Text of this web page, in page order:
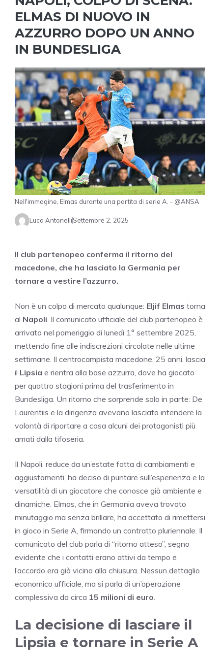
ELMAS DI NUOVO IN
AZZURRO DOPO UN ANNO
IN BUNDESLIGA
Nell'immagine, Elmas durante una partita di serie A. - @ANSA
Luca AntonelliSettembre 2, 2025
Il club partenopeo conferma il ritorno del
macedone, che ha lasciato la Germania per
tornare a vestire l’azzurro.
Non è un colpo di mercato qualunque: Eljif Elmas torna
al Napoli . Il comunicato ufficiale del club partenopeo è
arrivato nel pomeriggio di lunedì 1° settembre 2025,
mettendo fine alle indiscrezioni circolate nelle ultime
settimane. Il centrocampista macedone, 25 anni, lascia
il Lipsia e rientra alla base azzurra, dove ha giocato
per quattro stagioni prima del trasferimento in
Bundesliga. Un ritorno che sorprende solo in parte: De
Laurentiis e la dirigenza avevano lasciato intendere la
volontà di riportare a casa alcuni dei protagonisti più
amati dalla tifoseria.
Il Napoli, reduce da un’estate fatta di cambiamenti e
aggiustamenti, ha deciso di puntare sull’esperienza e la
versatilità di un giocatore che conosce già ambiente e
dinamiche. Elmas, che in Germania aveva trovato
minutaggio ma senza brillare, ha accettato di rimettersi
in gioco in Serie A, firmando un contratto pluriennale. Il
comunicato del club parla di “ritorno atteso”, segno
evidente che i contatti erano attivi da tempo e
l’accordo era già vicino alla chiusura. Nessun dettaglio
economico ufficiale, ma si parla di un’operazione
complessiva da circa 15 milioni di euro
La decisione di lasciare il
Lipsia e tornare in Serie A